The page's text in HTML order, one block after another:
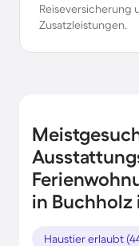
Reiseversicherung
Zusatzleistungen.
in Buchholz
Haustier erlaubt